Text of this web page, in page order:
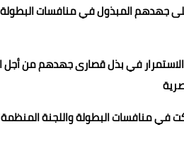
جهدهم المبذول في منافسات
في منافسات البطولة واللجنة